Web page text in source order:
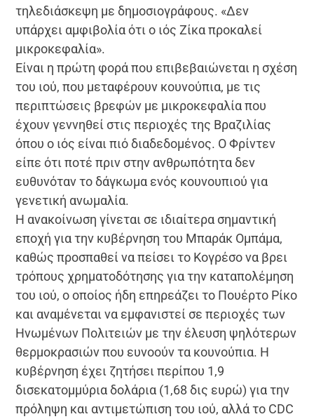
τηλεδιάσκεψη με δημοσιογράφους. «Δεν
υπάρχει αμφιβολία ότι ο ιός Ζίκα προκαλεί
μικροκεφαλία».
Είναι η πρώτη φορά που επιβεβαιώνεται η σχέση
του ιού, που μεταφέρουν κουνούπια, με τις
περιπτώσεις βρεφών με μικροκεφαλία που
έχουν γεννηθεί στις περιοχές της Βραζιλίας
όπου ο ιός είναι πιό διαδεδομένος. Ο Φρίντεν
είπε ότι ποτέ πριν στην ανθρωπότητα δεν
ευθυνόταν το δάγκωμα ενός κουνουπιού για
γενετική ανωμαλία.
Η ανακοίνωση γίνεται σε ιδιαίτερα σημαντική
εποχή για την κυβέρνηση του Μπαράκ Ομπάμα,
καθώς προσπαθεί να πείσει το Κογρέσο να βρει
τρόπους χρηματοδότησης για την καταπολέμηση
του ιού, ο οποίος ήδη επηρεάζει το Πουέρτο Ρίκο
και αναμένεται να εμφανιστεί σε περιοχές των
Ηνωμένων Πολιτειών με την έλευση ψηλότερων
θερμοκρασιών που ευνοούν τα κουνούπια. Η
κυβέρνηση έχει ζητήσει περίπου 1,9
δισεκατομμύρια δολάρια (1,68 δις ευρώ) για την
πρόληψη και αντιμετώπιση του ιού, αλλά το CDC